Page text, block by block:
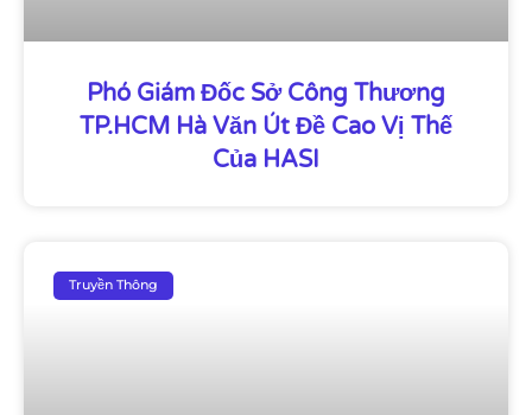
Phó Giám Đốc Sở Công Thương
TP.HCM Hà Văn Út Đề Cao Vị Thế
Của HASI
Truyền Thông